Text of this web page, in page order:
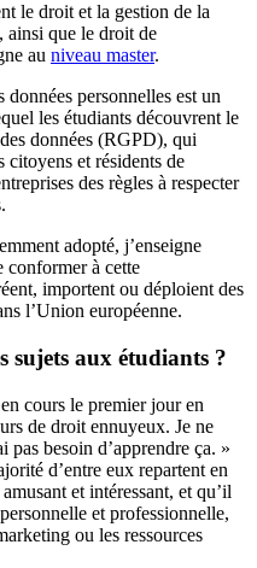
le droit et la gestion de la
ainsi que le droit de
au niveau master.
personnelles est un
les étudiants découvrent le
données (RGPD), qui
citoyens et résidents de
des règles à respecter
adopté, j’enseigne
conformer à cette
importent ou déploient des
l’Union européenne.
sujets aux étudiants ?
cours le premier jour en
de droit ennuyeux. Je ne
pas besoin d’apprendre ça. »
d’entre eux repartent en
et intéressant, et qu’il
et professionnelle,
ou les ressources